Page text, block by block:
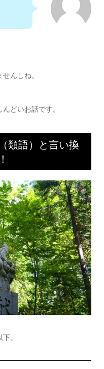
んしね。
どいお話です。
類語）と言い換
。